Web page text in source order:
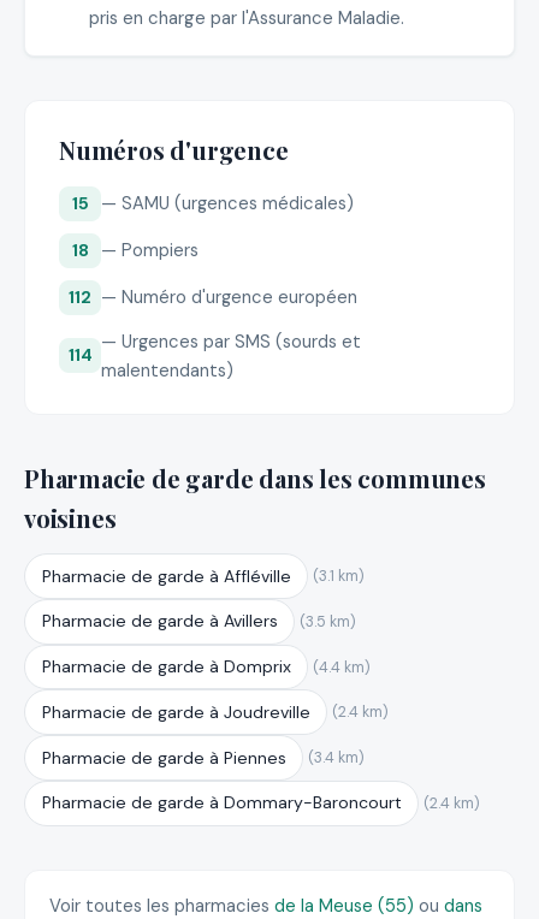
pris en charge par l'Assurance Maladie.
Numéros d'urgence
15 — SAMU (urgences médicales)
18 — Pompiers
112 — Numéro d'urgence européen
114
— Urgences par SMS (sourds et
malentendants)
Pharmacie de garde dans les communes
voisines
Pharmacie de garde à Affléville (3.1 km)
Pharmacie de garde à Avillers (3.5 km)
Pharmacie de garde à Domprix (4.4 km)
Pharmacie de garde à Joudreville (2.4 km)
Pharmacie de garde à Piennes (3.4 km)
Pharmacie de garde à Dommary-Baroncourt (2.4 km)
Voir toutes les pharmacies de la Meuse (55) ou dans